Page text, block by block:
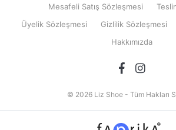
Mesafeli Satış Sözleşmesi
Üyelik Sözleşmesi
Gizlilik Sözleşmesi
Hakkımızda
© 2026 Liz Shoe - Tüm Hakları